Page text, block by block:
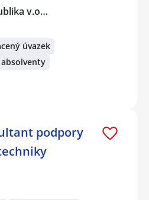
v.o…
úvazek
podpory